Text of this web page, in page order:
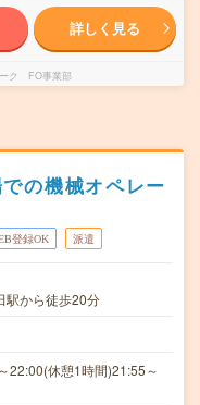
詳しく見る
ク FO事業部
の機械オペレー
登録OK 派遣
駅から徒歩20分
22:00(休憩1時間)21:55～